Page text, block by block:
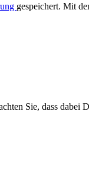
gespeichert. Mit
Sie, dass dabei